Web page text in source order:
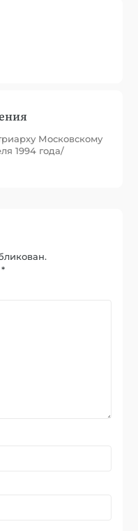
Московскому
1994 года/
*